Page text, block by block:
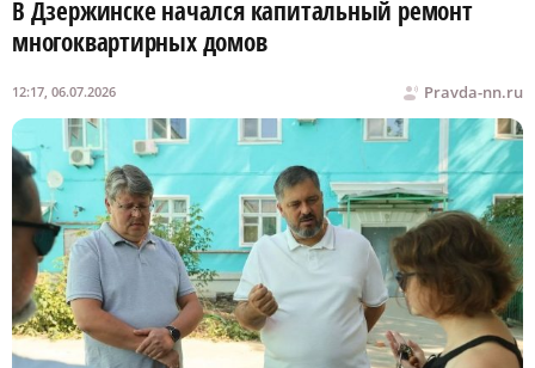
В Дзержинске начался капитальный ремонт
многоквартирных домов
Pravda-nn.ru
12:17, 06.07.2026